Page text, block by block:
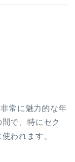
常に魅力的な年
で、特にセク
われます。